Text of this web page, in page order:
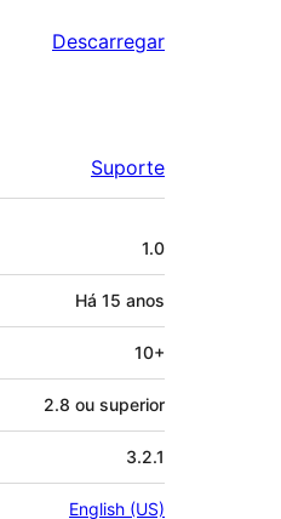
Descarregar
Suporte
1.0
Há 15 anos
10+
2.8 ou superior
3.2.1
English (US)